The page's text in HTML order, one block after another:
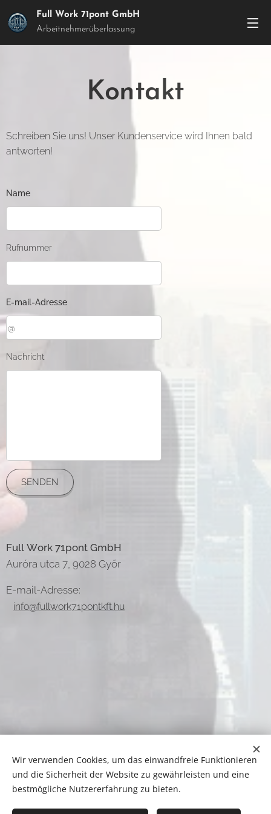
Full Work 71pont GmbH
Arbeitnehmerüberlassung
Kontakt
Schreiben Sie uns! Unser Kundenservice wird Ihnen bald
antworten!
Name
Rufnummer
E-mail-Adresse
Nachricht
SENDEN
Full Work 71pont GmbH
Auróra utca 7, 9028 Győr
E-mail-Adresse:
info@fullwork71pontkft.hu
A képeket biztosította:Pexels
Az oldalt a
Webnode működteti
Sprachen
Wir verwenden Cookies, um das einwandfreie Funktionieren
und die Sicherheit der Website zu gewährleisten und eine
bestmögliche Nutzererfahrung zu bieten.